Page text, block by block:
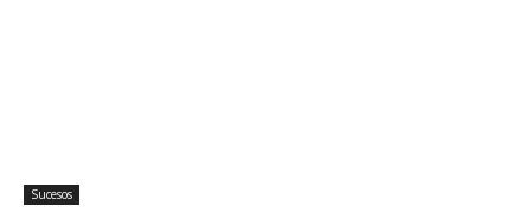
Sucesos